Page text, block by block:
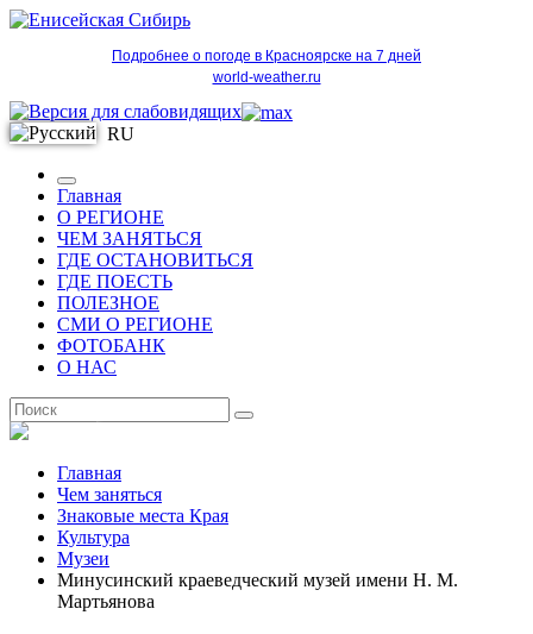
Подробнее о погоде в Красноярске на 7 дней
world-weather.ru
RU
Главная
О РЕГИОНЕ
ЧЕМ ЗАНЯТЬСЯ
ГДЕ ОСТАНОВИТЬСЯ
ГДЕ ПОЕСТЬ
ПОЛЕЗНОЕ
СМИ О РЕГИОНЕ
ФОТОБАНК
О НАС
Главная
Чем заняться
Знаковые места Края
Культура
Музеи
Минусинский краеведческий музей имени Н. М.
Мартьянова